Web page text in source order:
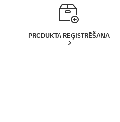
PRODUKTA REĢISTRĒŠANA